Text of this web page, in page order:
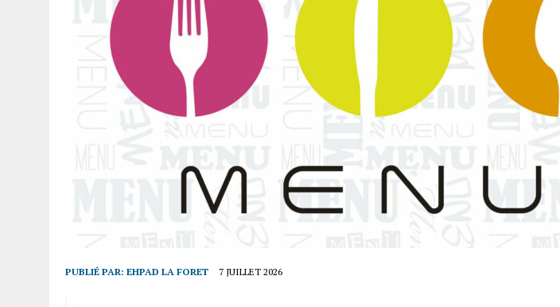
PUBLIÉ PAR: EHPAD LA FORET 7 JUILLET 2026